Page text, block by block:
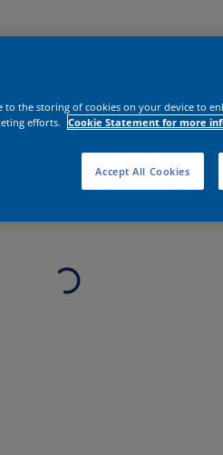
to the storing of cookies on your device to
efforts.
Cookie Statement for more
Accept All Cookies